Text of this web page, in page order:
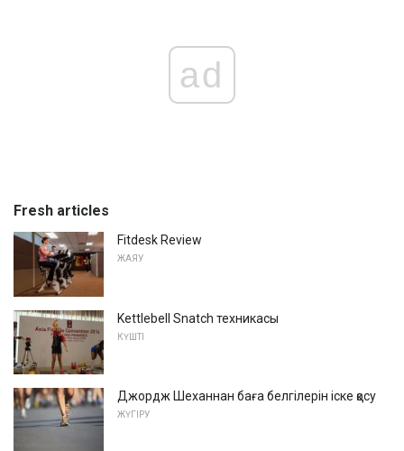
ad
Fresh articles
Fitdesk Review
ЖАЯУ
Kettlebell Snatch техникасы
КҮШТІ
Джордж Шеханнан баға белгілерін іске қосу
ЖҮГІРУ